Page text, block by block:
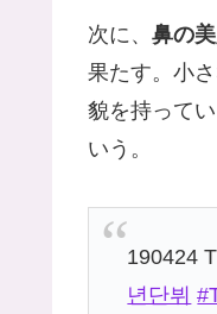
次に、 鼻の
果たす。小
貌を持って
いう。
190424
년단뷔